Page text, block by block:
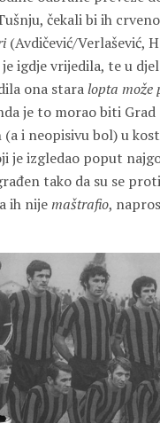
čekali bi ih
(Avdičević/Verlašević,
igdje vrijedila, te u
ona staralopta može
je to morao biti Grad
(a i neopisivu bol) u
je izgledao poput
tako da su se
ih nijemaštrafio,